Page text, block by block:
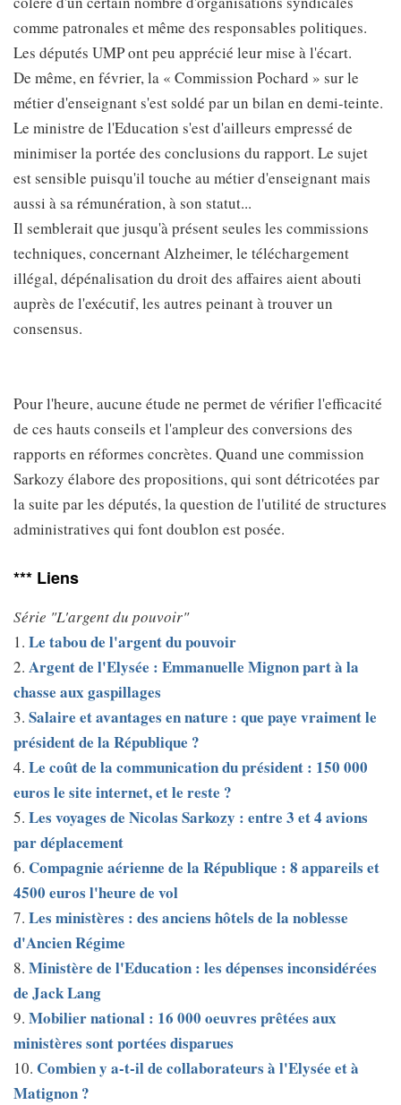
comme patronales et même des responsables politiques.
Les députés UMP ont peu apprécié leur mise à l'écart.
De même, en février, la « Commission Pochard » sur le
métier d'enseignant s'est soldé par un bilan en demi-teinte.
Le ministre de l'Education s'est d'ailleurs empressé de
minimiser la portée des conclusions du rapport. Le sujet
est sensible puisqu'il touche au métier d'enseignant mais
aussi à sa rémunération, à son statut...
Il semblerait que jusqu'à présent seules les commissions
techniques, concernant Alzheimer, le téléchargement
illégal, dépénalisation du droit des affaires aient abouti
auprès de l'exécutif, les autres peinant à trouver un
consensus.
Pour l'heure, aucune étude ne permet de vérifier l'efficacité
de ces hauts conseils et l'ampleur des conversions des
rapports en réformes concrètes. Quand une commission
Sarkozy élabore des propositions, qui sont détricotées par
la suite par les députés, la question de l'utilité de structures
administratives qui font doublon est posée.
*** Liens
Série "L'argent du pouvoir"
1. Le tabou de l'argent du pouvoir
2. Argent de l'Elysée : Emmanuelle Mignon part à la
chasse aux gaspillages
3. Salaire et avantages en nature : que paye vraiment le
président de la République ?
4. Le coût de la communication du président : 150 000
euros le site internet, et le reste ?
5. Les voyages de Nicolas Sarkozy : entre 3 et 4 avions
par déplacement
6. Compagnie aérienne de la République : 8 appareils et
4500 euros l'heure de vol
7. Les ministères : des anciens hôtels de la noblesse
d'Ancien Régime
8. Ministère de l'Education : les dépenses inconsidérées
de Jack Lang
9. Mobilier national : 16 000 oeuvres prêtées aux
ministères sont portées disparues
10. Combien y a-t-il de collaborateurs à l'Elysée et à
Matignon ?